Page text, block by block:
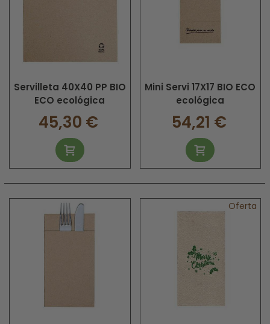
Servilleta 40X40 PP BIO
ECO ecológica
45,30 €
Mini Servi 17X17 BIO ECO
ecológica
54,21 €
Oferta